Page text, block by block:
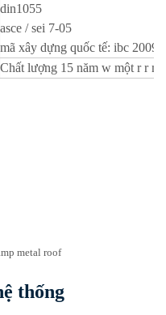
din1055
asce / sei 7-05
mã xây dựng quốc tế: ibc 2009
Chất lượng 15 năm w mộtrr
thống